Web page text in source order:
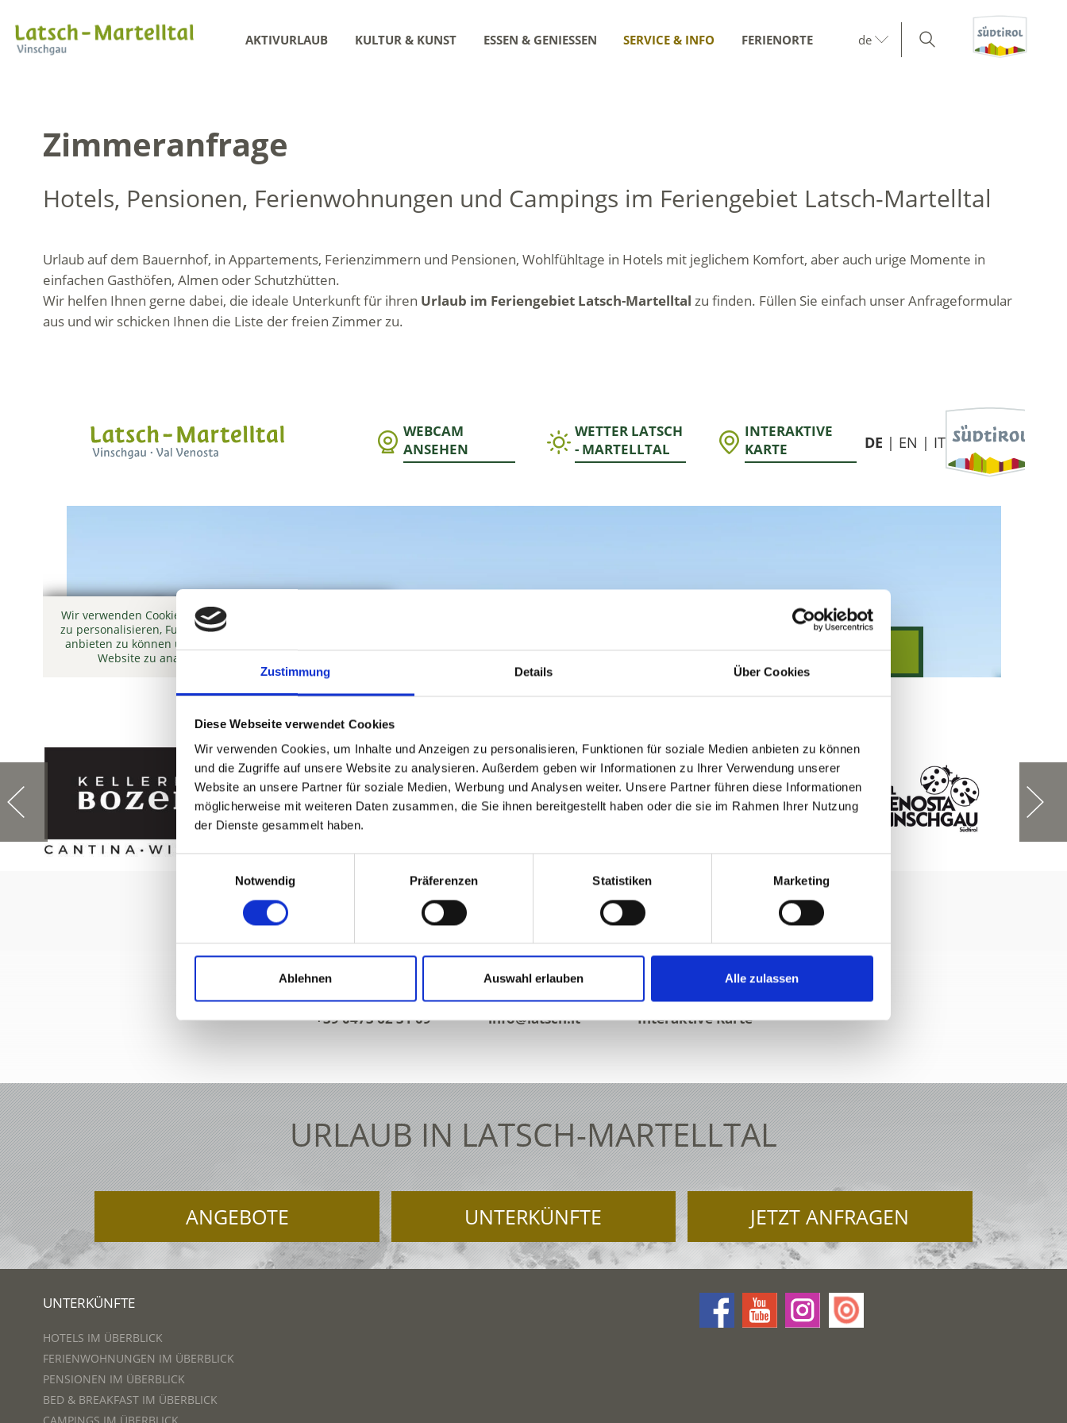
Zustimmung Details Über Cookies
Diese Webseite verwendet Cookies
Wir verwenden Cookies, um Inhalte und Anzeigen zu personalisieren, Funktionen für soziale Medien anbieten zu können
und die Zugriffe auf unsere Website zu analysieren. Außerdem geben wir Informationen zu Ihrer Verwendung unserer
Website an unsere Partner für soziale Medien, Werbung und Analysen weiter. Unsere Partner führen diese Informationen
möglicherweise mit weiteren Daten zusammen, die Sie ihnen bereitgestellt haben oder die sie im Rahmen Ihrer Nutzung
der Dienste gesammelt haben.
Notwendig
Präferenzen Statistiken Marketing
Ablehnen Auswahl erlauben Alle zulassen
AKTIVURLAUB KULTUR & KUNST ESSEN & GENIESSEN SERVICE & INFO FERIENORTE de
Zimmeranfrage
Hotels, Pensionen, Ferienwohnungen und Campings im Feriengebiet Latsch-Martelltal
Urlaub auf dem Bauernhof, in Appartements, Ferienzimmern und Pensionen, Wohlfühltage in Hotels mit jeglichem Komfort, aber auch urige Momente in
einfachen Gasthöfen, Almen oder Schutzhütten.
Wir helfen Ihnen gerne dabei, die ideale Unterkunft für ihren Urlaub im Feriengebiet Latsch-Martelltal zu finden. Füllen Sie einfach unser Anfrageformular
aus und wir schicken Ihnen die Liste der freien Zimmer zu.
+39 0473 62 31 09 info@latsch.it Interaktive Karte
URLAUB IN LATSCH-MARTELLTAL
ANGEBOTE UNTERKÜNFTE JETZT ANFRAGEN
UNTERKÜNFTE
HOTELS IM ÜBERBLICK
FERIENWOHNUNGEN IM ÜBERBLICK
PENSIONEN IM ÜBERBLICK
BED & BREAKFAST IM ÜBERBLICK